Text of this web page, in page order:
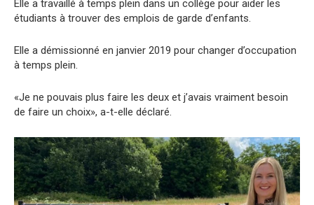
Elle a travaillé à temps plein dans un collège pour aider les
étudiants à trouver des emplois de garde d’enfants.
Elle a démissionné en janvier 2019 pour changer d’occupation
à temps plein.
«Je ne pouvais plus faire les deux et j’avais vraiment besoin
de faire un choix», a-t-elle déclaré.